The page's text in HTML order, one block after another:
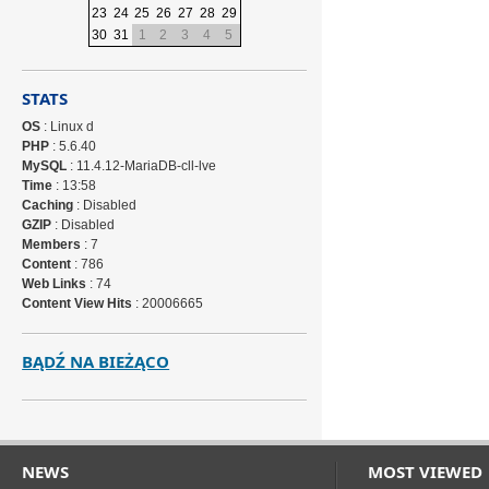
23 24 25 26 27 28 29
30 31 1 2 3 4 5
STATS
OS : Linux d
PHP : 5.6.40
MySQL : 11.4.12-MariaDB-cll-lve
Time : 13:58
Caching : Disabled
GZIP : Disabled
Members : 7
Content : 786
Web Links : 74
Content View Hits : 20006665
BĄDŹ NA BIEŻĄCO
NEWS MOST VIEWED